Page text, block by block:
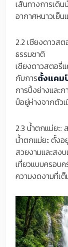
เส้นทางการเดิ
อากาศหนาวเย็น
2.2 เชียงดาวส
ธรรมชาติ
เชียงดาวสตอรี่
กับการตั้งแคม
การปิ้งย่างและ
ป์อยู่ห่างจากตัว
2.3 น้ำตกแม่ยะ:
น้ำตกแม่ยะ ตั้งอ
สวยงามและสง
เที่ยวแบบครอบ
ความงดงามที่เ